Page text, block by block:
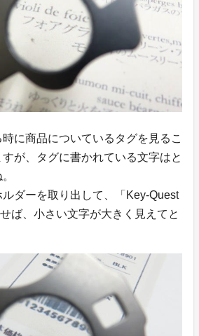
に商品についているタグを見るこ
が、タグに書かれている文字はと
ダーを取り出して、「Key-Quest
ば、小さい文字が大きく見えてと